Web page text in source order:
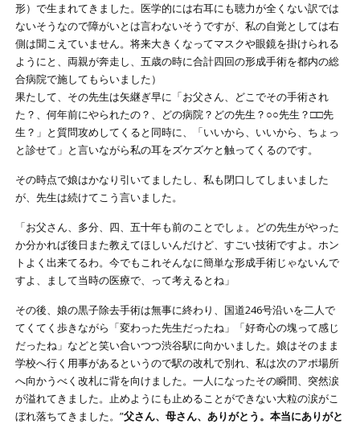
形）で生まれてきました。医学的には右耳にも聴力が全くない訳では
ないそうなので障がいとは言わないそうですが、私の自覚としては右
側は聞こえていません。将来大きくなってマスクや眼鏡を掛けられる
ようにと、両親が奔走し、五歳の時に合計四回の形成手術を都内の総
合病院で施してもらいました）
果たして、その先生は矢継ぎ早に「お父さん、どこでその手術され
た？、何年前にやられたの？、どの病院？どの先生？○○先生？□□先
生？」と質問攻めしてくると同時に、「いいから、いいから、ちょっ
と診せて」と言いながら私の耳をズケズケと触ってくるのです。
その時点で娘はかなり引いてましたし、私も閉口してしまいました
が、先生は続けてこう言いました。
「お父さん、多分、四、五十年も前のことでしょ。どの先生がやった
か分かれば後日また教えてほしいんだけど、すごい技術ですよ。ホン
トよく出来てるわ。今でもこれそんなに簡単な形成手術じゃないんで
すよ、まして当時の医療で、って考えるとね」
その後、娘の黒子除去手術は無事に終わり、国道246号沿いを二人で
てくてく歩きながら「変わった先生だったね」「好奇心の塊って感じ
だったね」などと笑い合いつつ渋谷駅に向かいました。娘はそのまま
学校へ行く用事があるというので駅の改札で別れ、私は次のアポ場所
へ向かうべく改札に背を向けました。一人になったその瞬間、突然涙
が溢れてきました。止めようにも止めることができない大粒の涙がこ
ぼれ落ちてきました。”父さん、母さん、ありがとう。本当にありがと